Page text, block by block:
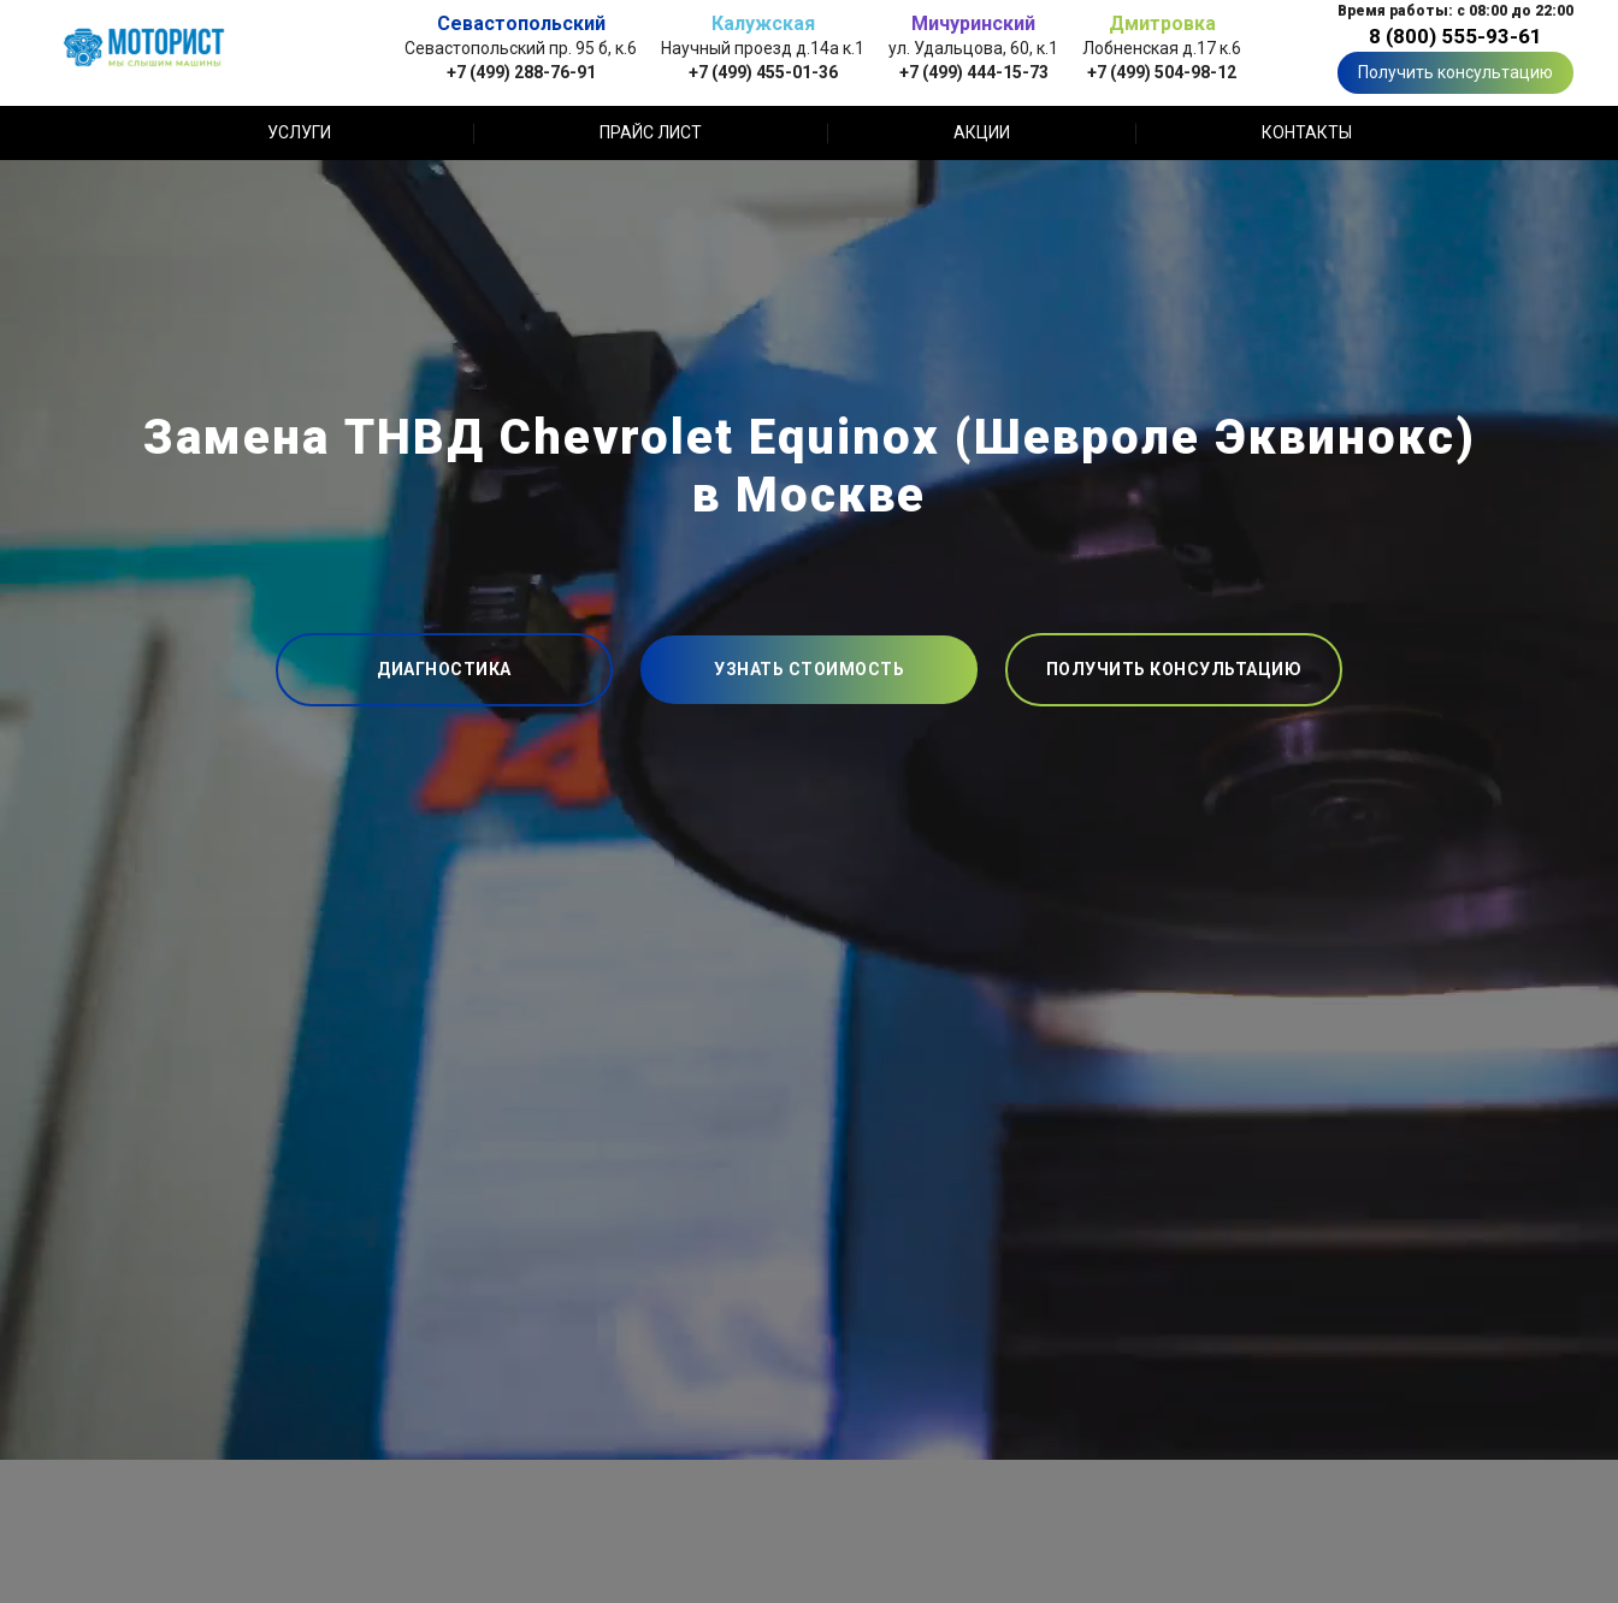
Севастопольский
Севастопольский пр. 95 б, к.6
+7 (499) 288-76-91
Калужская
Научный проезд д.14а к.1
+7 (499) 455-01-36
Мичуринский
ул. Удальцова, 60, к.1
+7 (499) 444-15-73
Дмитровка
Лобненская д.17 к.6
+7 (499) 504-98-12
Время работы: с 08:00 до 22:00
8 (800) 555-93-61
Получить консультацию
УСЛУГИ ПРАЙС ЛИСТ АКЦИИ КОНТАКТЫ
Замена ТНВД Chevrolet Equinox (Шевроле Эквинокс)
в Москве
ДИАГНОСТИКА УЗНАТЬ СТОИМОСТЬ ПОЛУЧИТЬ КОНСУЛЬТАЦИЮ